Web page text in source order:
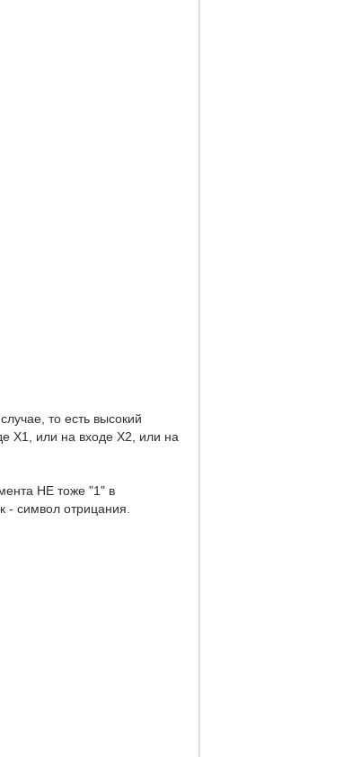
то есть высокий
Х1, или на входе Х2, или на
НЕ тоже "1" в
- символ отрицания.